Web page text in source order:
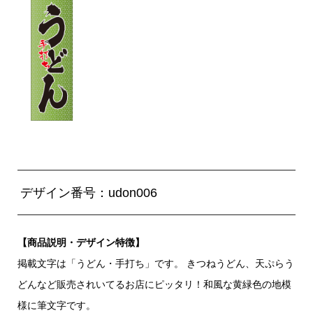
デザイン番号：udon006
【商品説明・デザイン特徴】
掲載文字は「うどん・手打ち」です。 きつねうどん、天ぷらう
どんなど販売されいてるお店にピッタリ！和風な黄緑色の地模
様に筆文字です。